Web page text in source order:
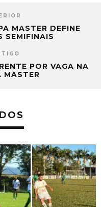
MASTER DEFINE
SEMIFINAIS
POR VAGA NA
MASTER